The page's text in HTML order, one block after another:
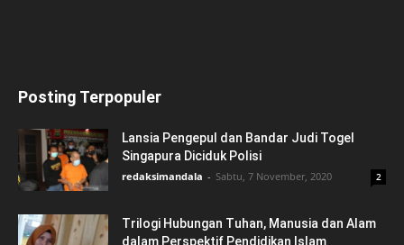
Posting Terpopuler
Lansia Pengepul dan Bandar Judi Togel
Singapura Diciduk Polisi
redaksimandala - Sabtu, 7 November, 2020 2
Trilogi Hubungan Tuhan, Manusia dan Alam
dalam Perspektif Pendidikan Islam